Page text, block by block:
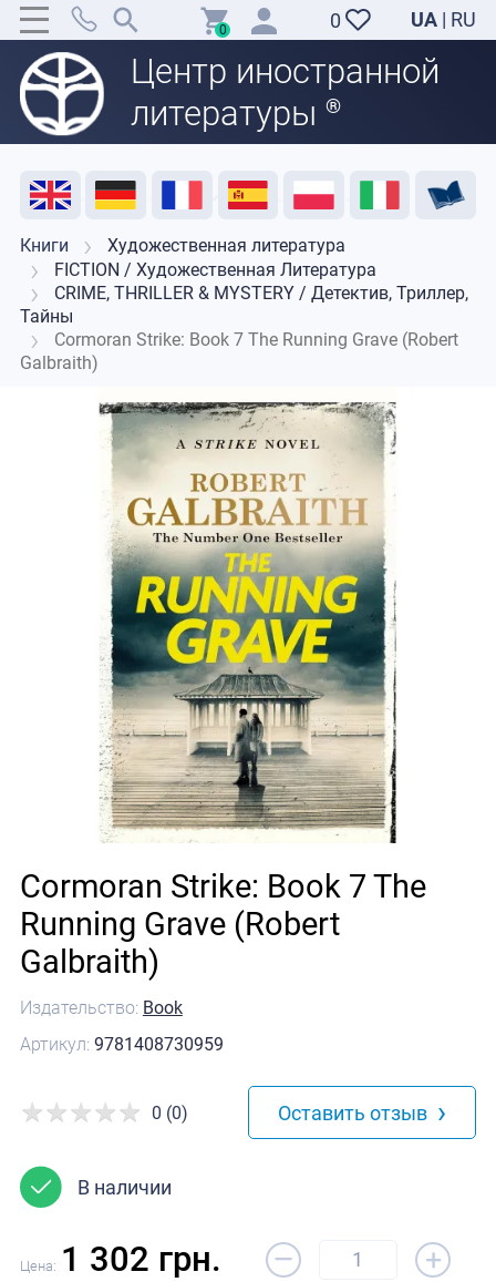
0 UA | RU
Центр иностранной
литературы ®
0
Акция Распродажа Отзывы Поддержка преподавателей
Книги
Художественная литература
FICTION / Художественная Литература
CRIME, THRILLER & MYSTERY / Детектив, Триллер,
Тайны
Cormoran Strike: Book 7 The Running Grave (Robert
Galbraith)
Издательство: Book
Артикул: 9781408730959
Cormoran Strike: Book 7 The
Running Grave (Robert
Galbraith)
В наличии
0 (0) Оставить отзыв ›
Цена: 1 302 грн. – +